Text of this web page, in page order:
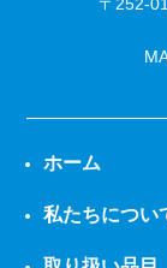
ホーム
私たちについ